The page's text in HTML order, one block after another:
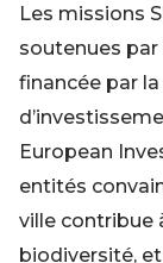
Les missions
soutenues
financée par
European
entités
ville contribue
biodiversité,